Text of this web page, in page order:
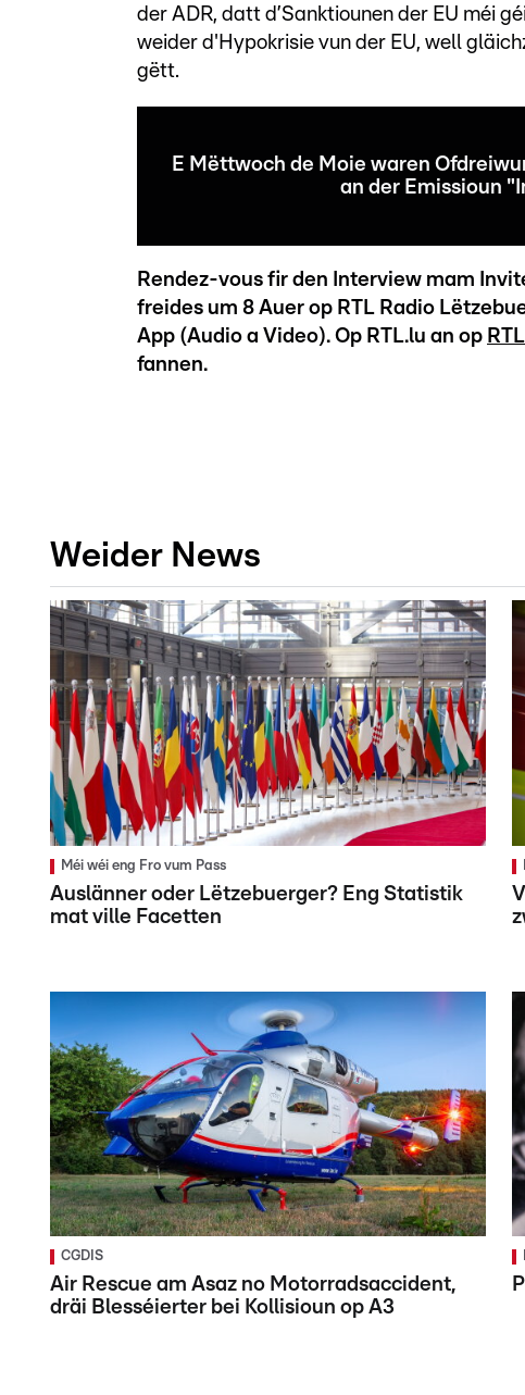
der ADR, datt d’Sanktiounen der EU méi
weider d'Hypokrisie vun der EU, well
gëtt.
E Mëttwoch de Moie waren
an der Emissioun
Rendez-vous fir den Interview mam
freides um 8 Auer op RTL Radio
App (Audio a Video). Op RTL.lu an op
fannen.
Weider News
Méi wéi eng Fro vum Pass
Auslänner oder Lëtzebuerger? Eng Statistik
mat ville Facetten
CGDIS
Air Rescue am Asaz no Motorradsaccident,
dräi Blesséierter bei Kollisioun op A3